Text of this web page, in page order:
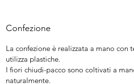
Confezione
La confezione è realizzata a mano con
utilizza plastiche.
I fiori chiudi-pacco sono coltivati a
naturalmente.